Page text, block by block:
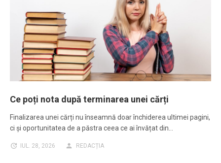
Ce poți nota după terminarea unei cărți
Finalizarea unei cărți nu înseamnă doar închiderea ultimei pagini,
ci și oportunitatea de a păstra ceea ce ai învățat din…
IUL. 28, 2026 REDACȚIA